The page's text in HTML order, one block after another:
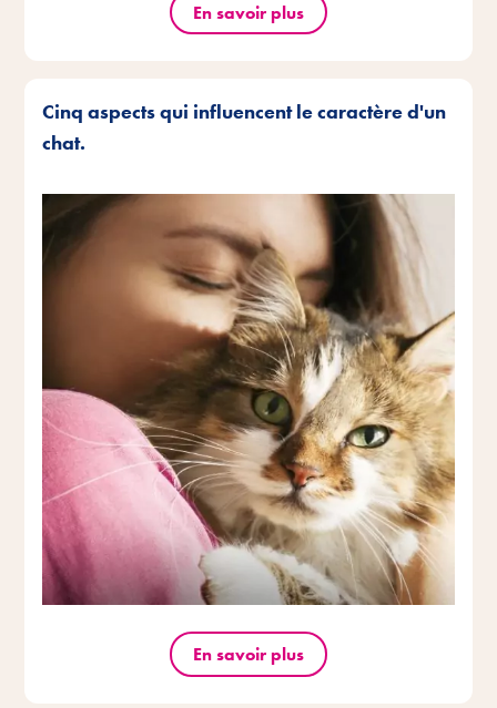
En savoir plus
Cinq aspects qui influencent le caractère d'un
chat.
En savoir plus